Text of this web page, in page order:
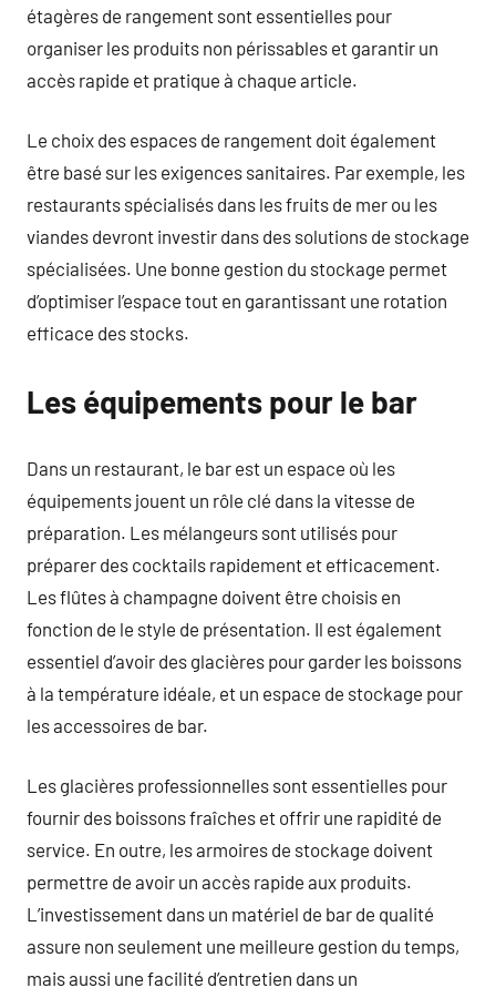
étagères de rangement sont essentielles pour
organiser les produits non périssables et garantir un
accès rapide et pratique à chaque article.
Le choix des espaces de rangement doit également
être basé sur les exigences sanitaires. Par exemple, les
restaurants spécialisés dans les fruits de mer ou les
viandes devront investir dans des solutions de stockage
spécialisées. Une bonne gestion du stockage permet
d’optimiser l’espace tout en garantissant une rotation
efficace des stocks.
Les équipements pour le bar
Dans un restaurant, le bar est un espace où les
équipements jouent un rôle clé dans la vitesse de
préparation. Les mélangeurs sont utilisés pour
préparer des cocktails rapidement et efficacement.
Les flûtes à champagne doivent être choisis en
fonction de le style de présentation. Il est également
essentiel d’avoir des glacières pour garder les boissons
à la température idéale, et un espace de stockage pour
les accessoires de bar.
Les glacières professionnelles sont essentielles pour
fournir des boissons fraîches et offrir une rapidité de
service. En outre, les armoires de stockage doivent
permettre de avoir un accès rapide aux produits.
L’investissement dans un matériel de bar de qualité
assure non seulement une meilleure gestion du temps,
mais aussi une facilité d’entretien dans un